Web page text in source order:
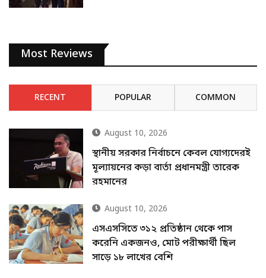
Most Reviews
RECENT POPULAR COMMON
August 10, 2026
স্থানীয় সরকার নির্বাচনে কেবল যোগ্যদেরই
মূল্যায়নের কড়া বার্তা প্রধানমন্ত্রী তারেক
রহমানের
August 10, 2026
এসএসসিতে ৩১২ প্রতিষ্ঠান থেকে পাস
করেনি একজনও, মোট পরীক্ষার্থী ছিল
সাড়ে ১৮ লাখের বেশি